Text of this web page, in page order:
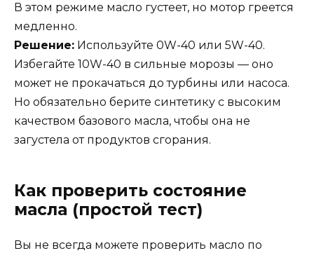
В этом режиме масло густеет, но мотор греется
медленно.
Решение: Используйте 0W-40 или 5W-40.
Избегайте 10W-40 в сильные морозы — оно
может не прокачаться до турбины или насоса.
Но обязательно берите синтетику с высоким
качеством базового масла, чтобы она не
загустела от продуктов сгорания.
Как проверить состояние
масла (простой тест)
Вы не всегда можете проверить масло по